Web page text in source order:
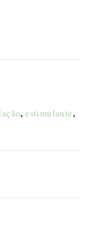
,estimulante,